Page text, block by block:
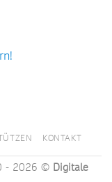
KONTAKT
- 2026 © Digitale